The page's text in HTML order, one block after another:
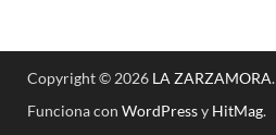
Copyright © 2026 LA ZARZAMORA.
Funciona con WordPressy HitMag.